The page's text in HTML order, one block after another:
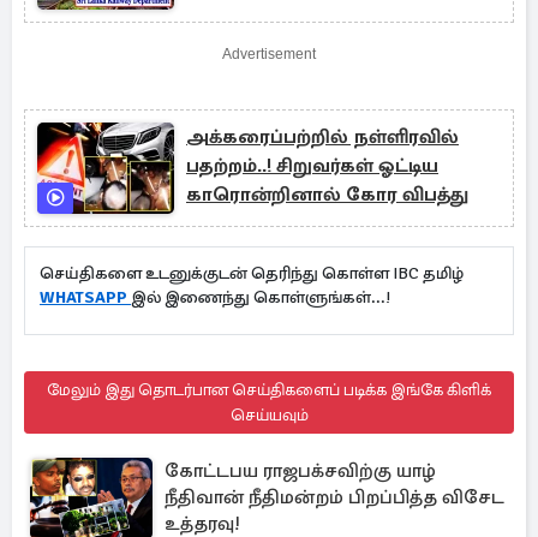
Advertisement
அக்கரைப்பற்றில் நள்ளிரவில்
பதற்றம்..! சிறுவர்கள் ஓட்டிய
காரொன்றினால் கோர விபத்து
செய்திகளை உடனுக்குடன் தெரிந்து கொள்ள IBC தமிழ்
WHATSAPP இல் இணைந்து கொள்ளுங்கள்...!
மேலும் இது தொடர்பான செய்திகளைப் படிக்க இங்கே கிளிக்
செய்யவும்
கோட்டபய ராஜபக்சவிற்கு யாழ்
நீதிவான் நீதிமன்றம் பிறப்பித்த விசேட
உத்தரவு!